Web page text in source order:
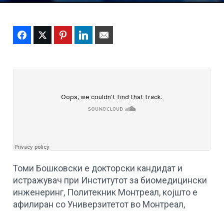
FacebookTwitter PinterestLinkedIn
Томи Бошковски е докторски кандидат и
истражувач при Институтот за биомедицински
инженеринг, Политекник Монтреал, којшто е
афилиран со Универзитетот во Монтреал,